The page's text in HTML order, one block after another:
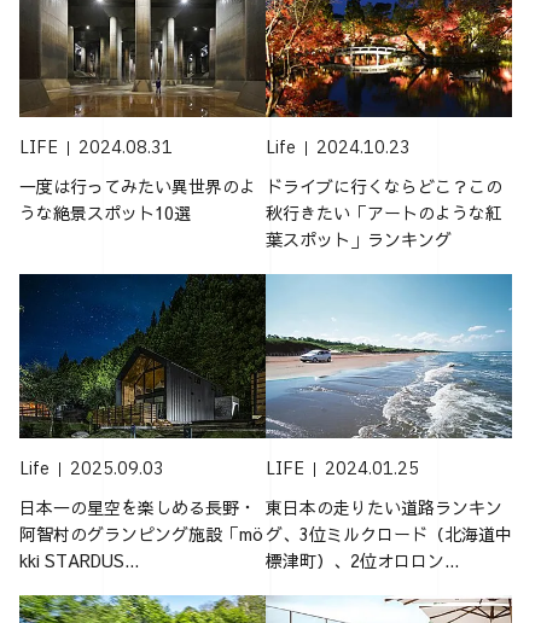
LIFE 2024.08.31
一度は行ってみたい異世界のよ
うな絶景スポット10選
Life 2024.10.23
ドライブに行くならどこ？この
秋行きたい「アートのような紅
葉スポット」ランキング
Life 2025.09.03
日本一の星空を楽しめる長野・
阿智村のグランピング施設「mö
kki STARDUS...
LIFE 2024.01.25
東日本の走りたい道路ランキン
グ、3位ミルクロード（北海道中
標津町）、2位オロロン...